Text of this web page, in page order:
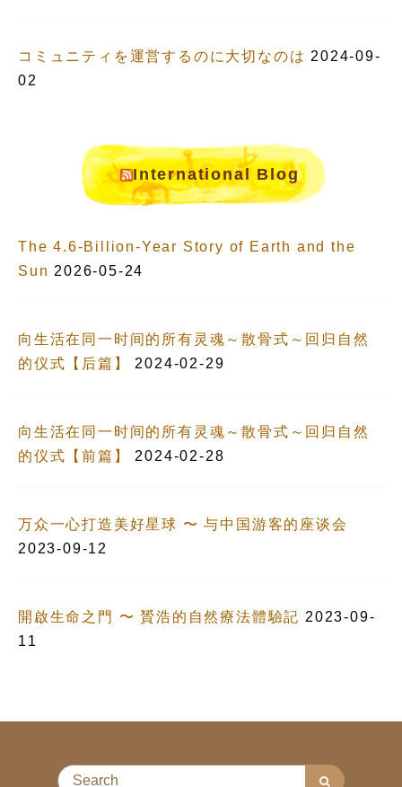
コミュニティを運営するのに大切なのは 2024-09-
02
International Blog
The 4.6-Billion-Year Story of Earth and the
Sun 2026-05-24
向生活在同一时间的所有灵魂～散骨式～回归自然
的仪式【后篇】
2024-02-29
向生活在同一时间的所有灵魂～散骨式～回归自然
的仪式【前篇】
2024-02-28
万众一心打造美好星球 〜 与中国游客的座谈会
2023-09-12
開啟生命之門 〜 贇浩的自然療法體驗記 2023-09-
11